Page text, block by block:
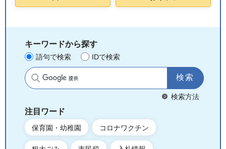
キーワードから探す
語句で検索 IDで検索
サイト内検索
検索方法
注目ワード
保育園・幼稚園 コロナワクチン